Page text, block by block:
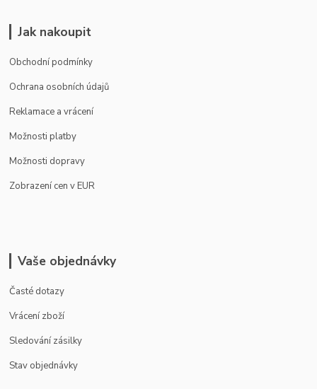
Jak nakoupit
Obchodní podmínky
Ochrana osobních údajů
Reklamace a vrácení
Možnosti platby
Možnosti dopravy
Zobrazení cen v EUR
Vaše objednávky
Časté dotazy
Vrácení zboží
Sledování zásilky
Stav objednávky